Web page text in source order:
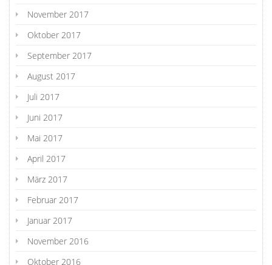
November 2017
Oktober 2017
September 2017
August 2017
Juli 2017
Juni 2017
Mai 2017
April 2017
März 2017
Februar 2017
Januar 2017
November 2016
Oktober 2016